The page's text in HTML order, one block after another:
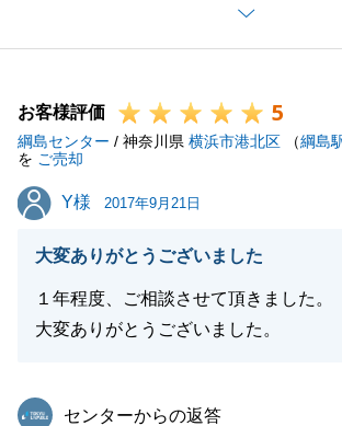
わらず、色々とご調整いただきまして
ございました。何かお手伝いすること
致します。
お客様評価 5
綱島センター / 神奈川県 横浜市港北区 （綱島
を ご売却
Y様
Y様 2017年9月21日
大変ありがとうございました
１年程度、ご相談させて頂きました。
大変ありがとうございました。
東急リバブル
センターからの返答